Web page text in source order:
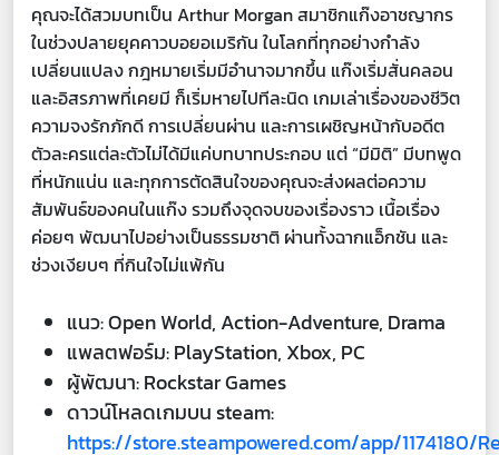
คุณจะได้สวมบทเป็น Arthur Morgan สมาชิกแก๊งอาชญากร
ในช่วงปลายยุคคาวบอยอเมริกัน ในโลกที่ทุกอย่างกำลัง
เปลี่ยนแปลง กฎหมายเริ่มมีอำนาจมากขึ้น แก๊งเริ่มสั่นคลอน
และอิสรภาพที่เคยมี ก็เริ่มหายไปทีละนิด เกมเล่าเรื่องของชีวิต
ความจงรักภักดี การเปลี่ยนผ่าน และการเผชิญหน้ากับอดีต
ตัวละครแต่ละตัวไม่ได้มีแค่บทบาทประกอบ แต่ “มีมิติ” มีบทพูด
ที่หนักแน่น และทุกการตัดสินใจของคุณจะส่งผลต่อความ
สัมพันธ์ของคนในแก๊ง รวมถึงจุดจบของเรื่องราว เนื้อเรื่อง
ค่อยๆ พัฒนาไปอย่างเป็นธรรมชาติ ผ่านทั้งฉากแอ็กชัน และ
ช่วงเงียบๆ ที่กินใจไม่แพ้กัน
แนว: Open World, Action-Adventure, Drama
แพลตฟอร์ม: PlayStation, Xbox, PC
ผู้พัฒนา: Rockstar Games
ดาวน์โหลดเกมบน steam:
https://store.steampowered.com/app/1174180/